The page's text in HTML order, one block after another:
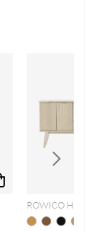
ROWICO